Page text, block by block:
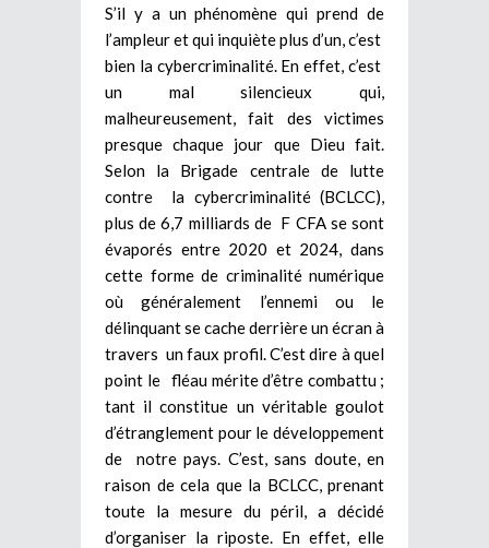
S’il y a un phénomène qui prend de
l’ampleur et qui inquiète plus d’un, c’est
bien la cybercriminalité. En effet, c’est
un mal silencieux qui,
malheureusement, fait des victimes
presque chaque jour que Dieu fait.
Selon la Brigade centrale de lutte
contre la cybercriminalité (BCLCC),
plus de 6,7 milliards de F CFA se sont
évaporés entre 2020 et 2024, dans
cette forme de criminalité numérique
où généralement l’ennemi ou le
délinquant se cache derrière un écran à
travers un faux profil. C’est dire à quel
point le fléau mérite d’être combattu ;
tant il constitue un véritable goulot
d’étranglement pour le développement
de notre pays. C’est, sans doute, en
raison de cela que la BCLCC, prenant
toute la mesure du péril, a décidé
d’organiser la riposte. En effet, elle